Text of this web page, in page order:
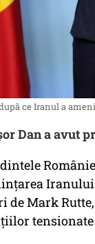
ce Iranul a
Dan a avut
de Mark